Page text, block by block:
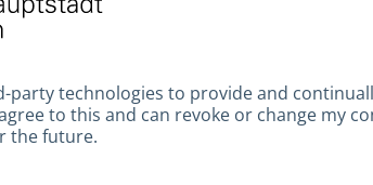
в органах власти или на своем
вашего заявления вам назначат